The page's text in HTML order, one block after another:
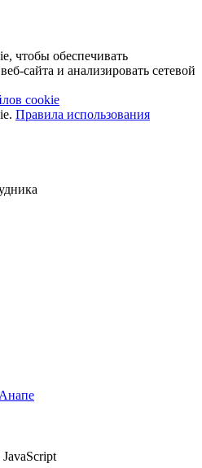
чтобы обеспечивать
сайта и анализировать сетевой
cookie
Правила использования